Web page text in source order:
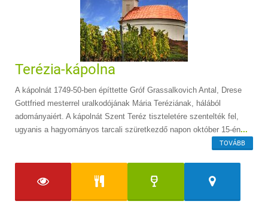
Terézia-kápolna
A kápolnát 1749-50-ben építtette Gróf Grassalkovich Antal, Drese
Gottfried mesterrel uralkodójának Mária Teréziának, hálából
adományaiért. A kápolnát Szent Teréz tiszteletére szentelték fel,
ugyanis a hagyományos tarcali szüretkezdő napon október 15-én...
TOVÁBB